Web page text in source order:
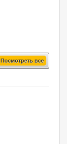
Посмотреть все